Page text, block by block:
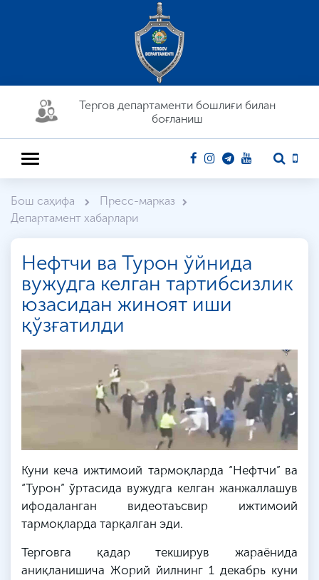
Тергов департaменти бошлиғи билан
боғланиш
Бош саҳифа
Пресс-марказ
Департамент хабарлари
Нефтчи ва Турон ўйнида
вужудга келган тартибсизлик
юзасидан жиноят иши
қўзғатилди
Куни кеча ижтимоий тармоқларда “Нефтчи” ва
“Турон” ўртасида вужудга келган жанжаллашув
ифодаланган видеотаъсвир ижтимоий
тармоқларда тарқалган эди.
Терговга қадар текширув жараёнида
аниқланишича Жорий йилнинг 1 декабрь куни